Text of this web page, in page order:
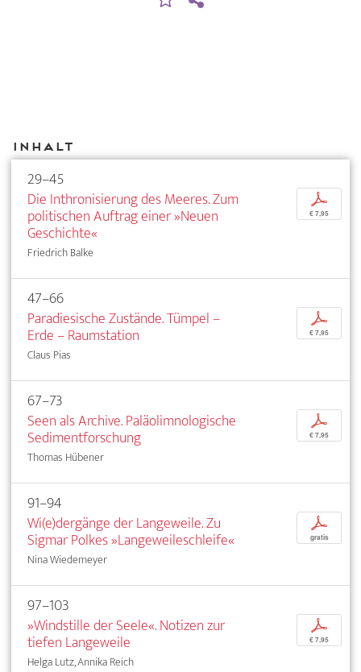
Inhalt
29–45
Die Inthronisierung des Meeres. Zum
politischen Auftrag einer »Neuen
Geschichte«
Friedrich Balke
p
€ 7,95
47–66
Paradiesische Zustände. Tümpel –
Erde – Raumstation
Claus Pias
p
€ 7,95
67–73
Seen als Archive. Paläolimnologische
Sedimentforschung
Thomas Hübener
p
€ 7,95
91–94
Wi(e)dergänge der Langeweile. Zu
Sigmar Polkes »Langeweileschleife«
Nina Wiedemeyer
p
gratis
97–103
»Windstille der Seele«. Notizen zur
tiefen Langeweile
Helga Lutz, Annika Reich
p
€ 7,95